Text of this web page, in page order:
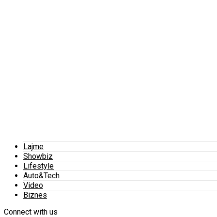
Lajme
Showbiz
Lifestyle
Auto&Tech
Video
Biznes
Connect with us